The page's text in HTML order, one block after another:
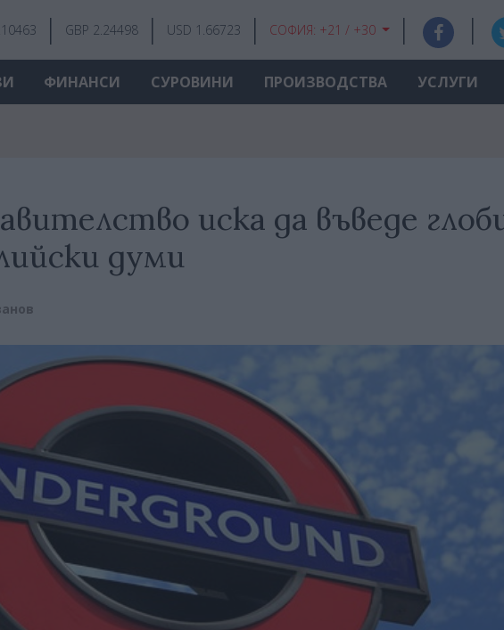
GBP 2.24498 USD 1.66723 СОФИЯ: +21 / +30
ФИНАНСИ СУРОВИНИ ПРОИЗВОДСТВА УСЛУГИ
иска да въведе
думи